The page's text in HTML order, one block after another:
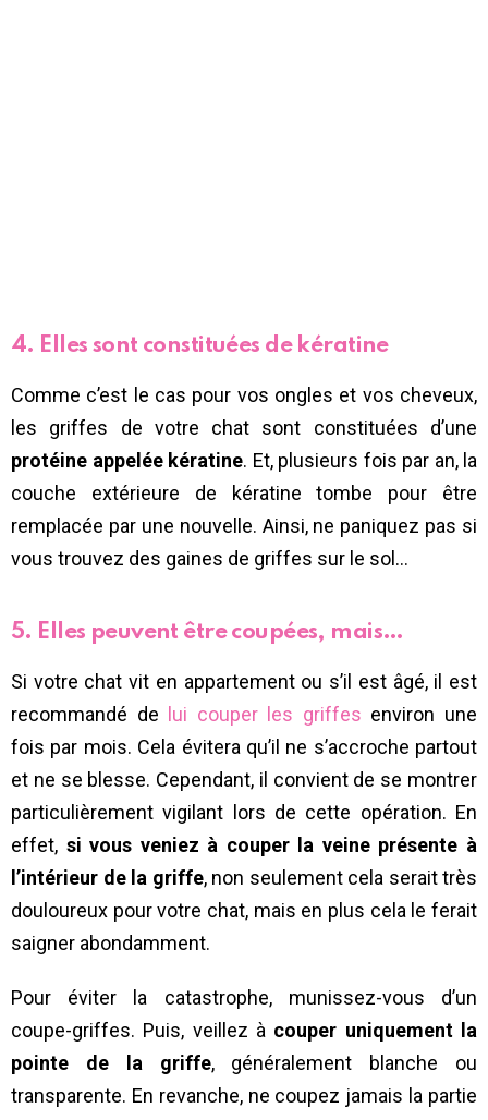
4. Elles sont constituées de kératine
Comme c’est le cas pour vos ongles et vos cheveux,
les griffes de votre chat sont constituées d’une
protéine appelée kératine. Et, plusieurs fois par an, la
couche extérieure de kératine tombe pour être
remplacée par une nouvelle. Ainsi, ne paniquez pas si
vous trouvez des gaines de griffes sur le sol…
5. Elles peuvent être coupées, mais…
Si votre chat vit en appartement ou s’il est âgé, il est
recommandé de lui couper les griffes environ une
fois par mois. Cela évitera qu’il ne s’accroche partout
et ne se blesse. Cependant, il convient de se montrer
particulièrement vigilant lors de cette opération. En
effet, si vous veniez à couper la veine présente à
l’intérieur de la griffe, non seulement cela serait très
douloureux pour votre chat, mais en plus cela le ferait
saigner abondamment.
Pour éviter la catastrophe, munissez-vous d’un
coupe-griffes. Puis, veillez à couper uniquement la
pointe de la griffe, généralement blanche ou
transparente. En revanche, ne coupez jamais la partie